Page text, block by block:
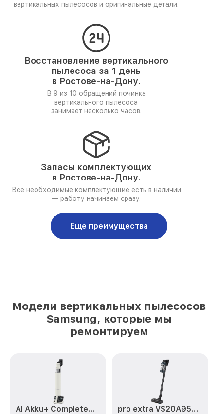
вертикальных пылесосов и оригинальные детали.
Восстановление вертикального
пылесоса за 1 день
в Ростове-на-Дону.
В 9 из 10 обращений починка
вертикального пылесоса
занимает несколько часов.
Запасы комплектующих
в Ростове-на-Дону.
Все необходимые комплектующие есть в наличии
— работу начинаем сразу.
Еще преимущества
Модели вертикальных пылесосов
Samsung, которые мы
ремонтируем
AI Akku+ CompleteClean pro extra VS20A95973B/WA